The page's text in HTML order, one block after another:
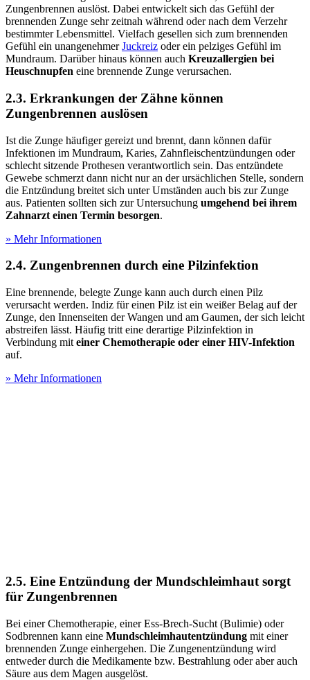
Zungenbrennen auslöst. Dabei entwickelt sich das Gefühl der
brennenden Zunge sehr zeitnah während oder nach dem Verzehr
bestimmter Lebensmittel. Vielfach gesellen sich zum brennenden
Gefühl ein unangenehmerJuckreiz oder ein pelziges Gefühl im
Mundraum. Darüber hinaus können auch Kreuzallergien bei
Heuschnupfen eine brennende Zunge verursachen.
2.3. Erkrankungen der Zähne können
Zungenbrennen auslösen
Ist die Zunge häufiger gereizt und brennt, dann können dafür
Infektionen im Mundraum, Karies, Zahnfleischentzündungen oder
schlecht sitzende Prothesen verantwortlich sein. Das entzündete
Gewebe schmerzt dann nicht nur an der ursächlichen Stelle, sondern
die Entzündung breitet sich unter Umständen auch bis zur Zunge
aus. Patienten sollten sich zur Untersuchung umgehend bei ihrem
Zahnarzt einen Termin besorgen.
» Mehr Informationen
2.4. Zungenbrennen durch eine Pilzinfektion
Eine brennende, belegte Zunge kann auch durch einen Pilz
verursacht werden. Indiz für einen Pilz ist ein weißer Belag auf der
Zunge, den Innenseiten der Wangen und am Gaumen, der sich leicht
abstreifen lässt. Häufig tritt eine derartige Pilzinfektion in
Verbindung mit einer Chemotherapie oder einer HIV-Infektion
auf.
» Mehr Informationen
2.5. Eine Entzündung der Mundschleimhaut sorgt
für Zungenbrennen
Bei einer Chemotherapie, einer Ess-Brech-Sucht (Bulimie) oder
Sodbrennen kann eine Mundschleimhautentzündung mit einer
brennenden Zunge einhergehen. Die Zungenentzündung wird
entweder durch die Medikamente bzw. Bestrahlung oder aber auch
Säure aus dem Magen ausgelöst.